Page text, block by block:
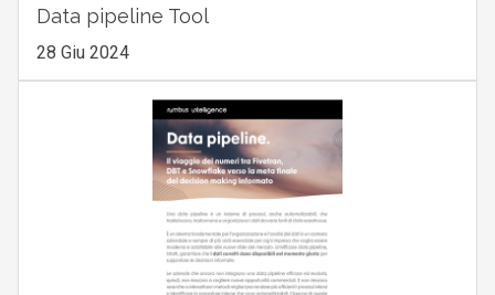
Data pipeline Tool
28 Giu 2024